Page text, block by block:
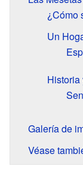
¿Cómo
Un
Galería de
Véase